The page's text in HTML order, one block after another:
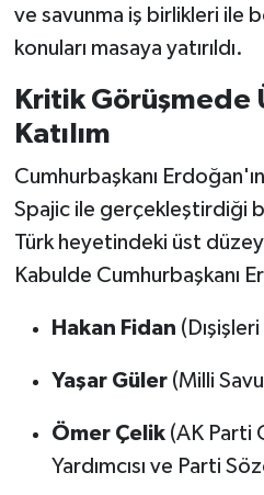
ve savunma iş birlikleri ile
konuları masaya yatırıldı.
Kritik Görüşmede
Katılım
Cumhurbaşkanı
Spajic ile gerçekleştirdiği
Türk heyetindeki üst
Kabulde Cumhurbaşkanı
Hakan Fidan (Dışişleri
Yaşar Güler(Milli
Ömer Çelik(AK Parti
Yardımcısı ve Parti